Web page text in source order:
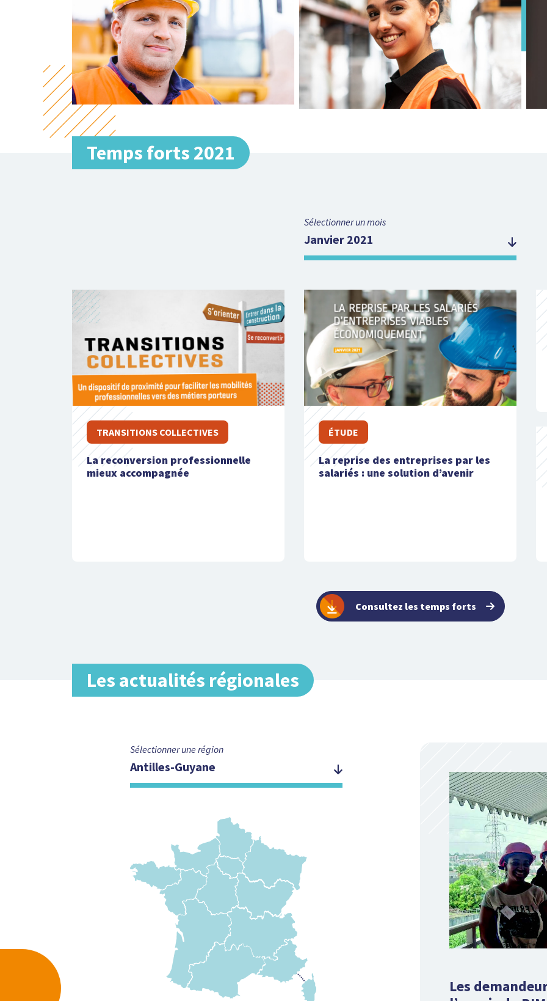
Temps forts 2021
Sélectionner un mois
Janvier 2021
TRANSITIONS COLLECTIVES
La reconversion professionnelle
mieux accompagnée
ÉTUDE
La reprise des entreprises par les
salariés : une solution d’avenir
Consultez les temps forts
Les actualités régionales
Sélectionner une région
Antilles-Guyane
Les